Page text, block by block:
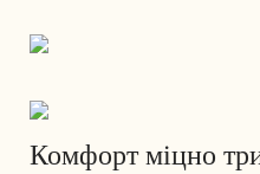
Комфорт міцно